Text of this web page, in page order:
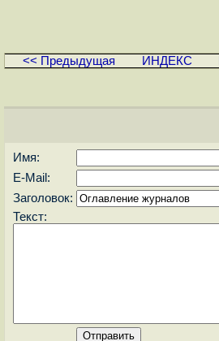
<< Предыдущая ИНДЕКС
Имя:
E-Mail:
Заголовок:
Текст: